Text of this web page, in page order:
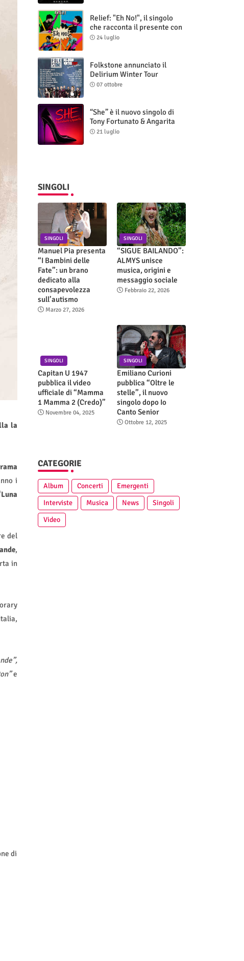
la
i
del
,
in
e
di
Relief: "Eh No!", il singolo
che racconta il presente con
ironia e autenticità
24 luglio
Folkstone annunciato il
Delirium Winter Tour
(Special Edition)
07 ottobre
“She” è il nuovo singolo di
Tony Fortunato & Angarita
21 luglio
SINGOLI
SINGOLI
Manuel Pia presenta
“I Bambini delle
Fate”: un brano
dedicato alla
consapevolezza
sull’autismo
Marzo 27, 2026
SINGOLI
“SIGUE BAILANDO”:
ALMYS unisce
musica, origini e
messaggio sociale
Febbraio 22, 2026
SINGOLI
Capitan U 1947
pubblica il video
ufficiale di “Mamma
1 Mamma 2 (Credo)”
Novembre 04, 2025
SINGOLI
Emiliano Curioni
pubblica “Oltre le
stelle”, il nuovo
singolo dopo Io
Canto Senior
Ottobre 12, 2025
CATEGORIE
Album Concerti
Emergenti
Interviste
Musica News
Singoli
Video